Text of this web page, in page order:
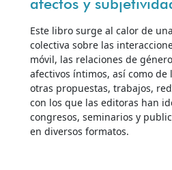
Este libro surge al calor de
colectiva sobre las
móvil, las relaciones de
afectivos íntimos, así como de
otras propuestas, trabajos,
con los que las editoras han
congresos, seminarios y
en diversos formatos.